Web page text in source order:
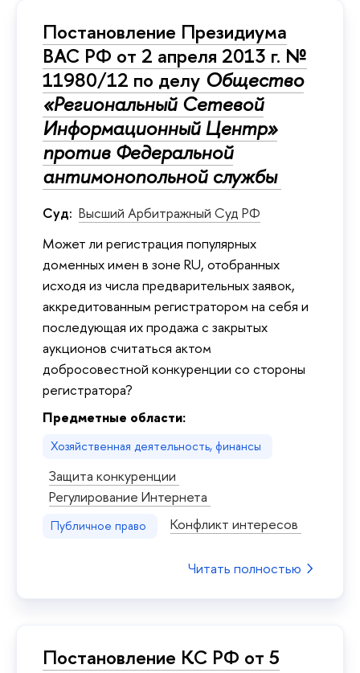
Постановление Президиума
ВАС РФ от 2 апреля 2013 г. №
11980/12 по делу Общество
«Региональный Сетевой
Информационный Центр»
против Федеральной
антимонопольной службы
Суд: Высший Арбитражный Суд РФ
Может ли регистрация популярных
доменных имен в зоне RU, отобранных
исходя из числа предварительных заявок,
аккредитованным регистратором на себя и
последующая их продажа с закрытых
аукционов считаться актом
добросовестной конкуренции со стороны
регистратора?
Предметные области:
Хозяйственная деятельность, финансы
Защита конкуренции
Регулирование Интернета
Публичное право Конфликт интересов
Читать полностью
Постановление КС РФ от 5